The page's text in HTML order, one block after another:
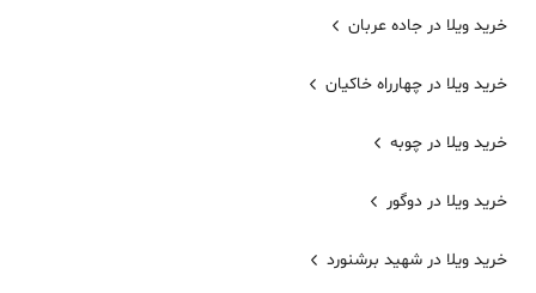
خرید ویلا در جاده عربان
خرید ویلا در چهارراه خاکیان
خرید ویلا در چوبه
خرید ویلا در دوگور
خرید ویلا در شهید برشنورد